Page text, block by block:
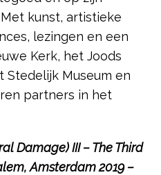
kunst, artistieke
lezingen en een
Kerk, het Joods
Stedelijk Museum en
partners in het
Damage) III – The Third
Amsterdam 2019 –